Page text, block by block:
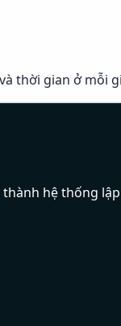
thời gian ở mỗi
hệ thống